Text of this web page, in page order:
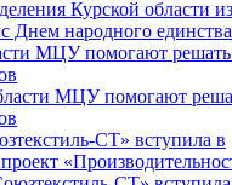
МЦУ помогают
СТ» вступила в